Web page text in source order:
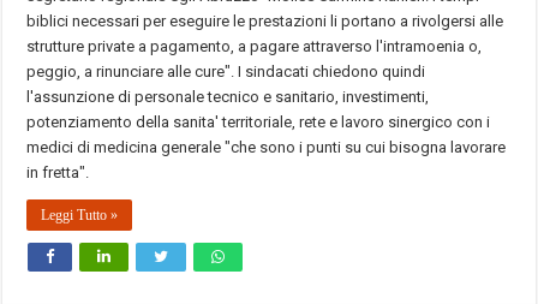
biblici necessari per eseguire le prestazioni li portano a rivolgersi alle
strutture private a pagamento, a pagare attraverso l'intramoenia o,
peggio, a rinunciare alle cure". I sindacati chiedono quindi
l'assunzione di personale tecnico e sanitario, investimenti,
potenziamento della sanita' territoriale, rete e lavoro sinergico con i
medici di medicina generale "che sono i punti su cui bisogna lavorare
in fretta".
Leggi Tutto »